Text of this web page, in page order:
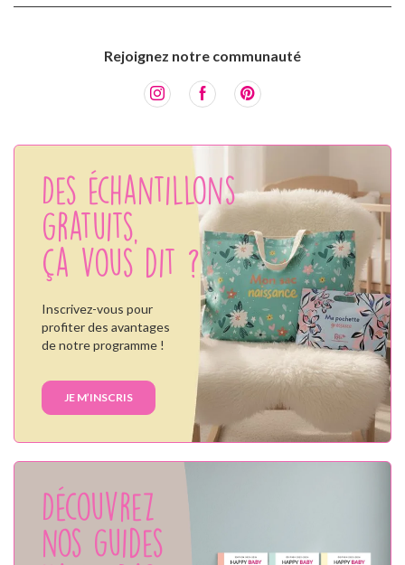
Rejoignez notre communauté
Des échantillons
gratuits,
ça vous dit ?
Inscrivez-vous pour
profiter des avantages
de notre programme !
JE M’INSCRIS
Découvrez
nos guides